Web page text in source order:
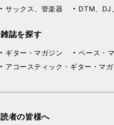
サックス、管楽器
DTM、DJ
雑誌を探す
ギター・マガジン ベース・
アコースティック・ギター・マ
読者の皆様へ